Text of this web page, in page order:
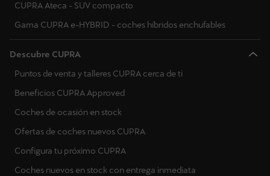
CUPRA Ateca - SUV compacto
Gama CUPRA e-HYBRID - coches híbridos enchufables
Descubre CUPRA
Puntos de venta y talleres CUPRA cerca de ti
Beneficios CUPRA Approved
Coches de ocasión en stock
Ofertas de coches nuevos CUPRA
Configura tu próximo CUPRA
Coches nuevos en stock con entrega inmediata